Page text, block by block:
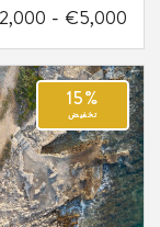
- €5,000